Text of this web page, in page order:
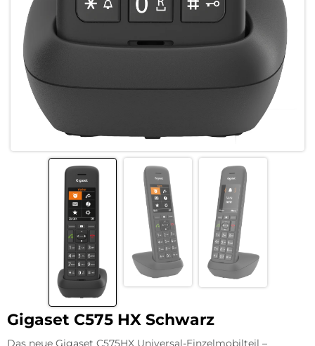
Gigaset C575 HX Schwarz